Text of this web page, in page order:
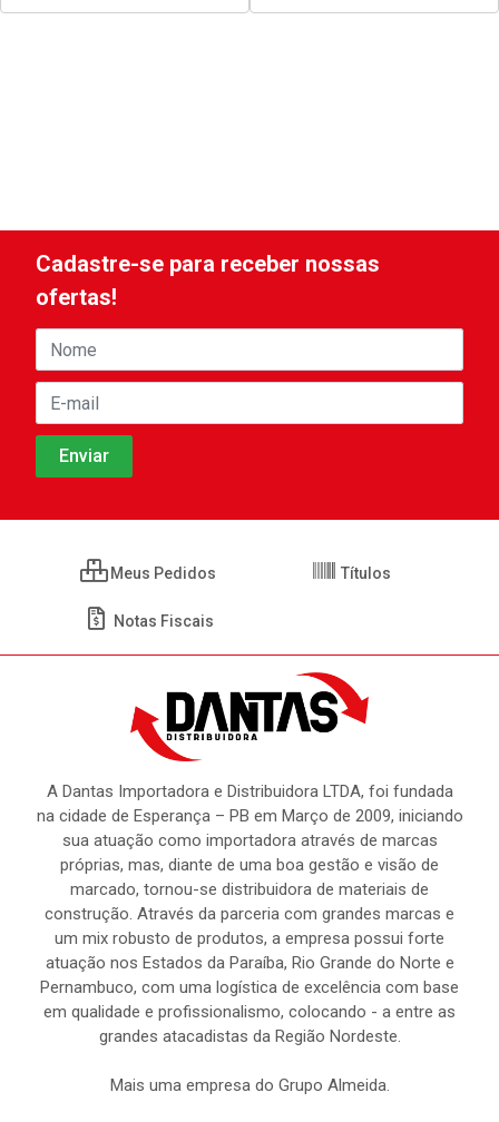
Cadastre-se para receber nossas
ofertas!
Meus Pedidos Títulos
Notas Fiscais
A Dantas Importadora e Distribuidora LTDA, foi fundada
na cidade de Esperança – PB em Março de 2009, iniciando
sua atuação como importadora através de marcas
próprias, mas, diante de uma boa gestão e visão de
marcado, tornou-se distribuidora de materiais de
construção. Através da parceria com grandes marcas e
um mix robusto de produtos, a empresa possui forte
atuação nos Estados da Paraíba, Rio Grande do Norte e
Pernambuco, com uma logística de excelência com base
em qualidade e profissionalismo, colocando - a entre as
grandes atacadistas da Região Nordeste.
Mais uma empresa do Grupo Almeida.